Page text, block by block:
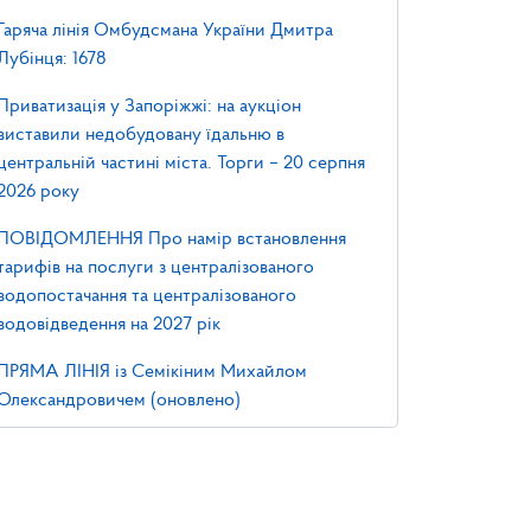
лінія Омбудсмана України Дмитра
1678
у Запоріжжі: на аукціон
недобудовану їдальню в
частині міста. Торги – 20 серпня
року
Про намір встановлення
на послуги з централізованого
та централізованого
на 2027 рік
ЛІНІЯ із Семікіним Михайлом
(оновлено)